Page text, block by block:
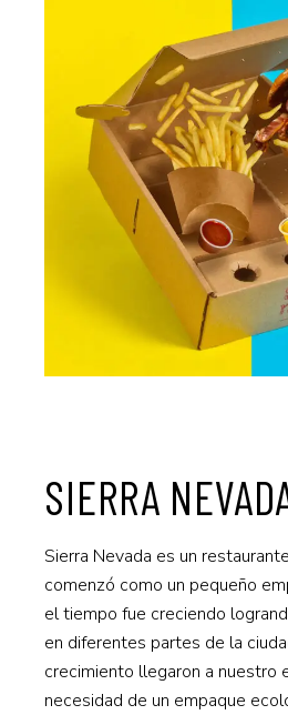
SIERRA
Sierra Nevada es un
comenzó como un pequeño
el tiempo fue creciendo
en diferentes partes de la
crecimiento llegaron a nuestro
necesidad de un empaque